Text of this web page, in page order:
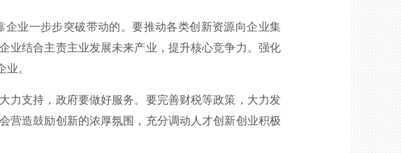
业一步步突破带动的。要推动各类创新资源向企业集
业结合主责主业发展未来产业，提升核心竞争力。强化
。
支持，政府要做好服务。要完善财税等政策，大力发
营造鼓励创新的浓厚氛围，充分调动人才创新创业积极